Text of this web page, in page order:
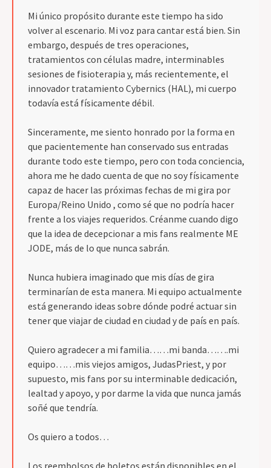
Mi único propósito durante este tiempo ha sido
volver al escenario. Mi voz para cantar está bien. Sin
embargo, después de tres operaciones,
tratamientos con células madre, interminables
sesiones de fisioterapia y, más recientemente, el
innovador tratamiento Cybernics (HAL), mi cuerpo
todavía está físicamente débil.
Sinceramente, me siento honrado por la forma en
que pacientemente han conservado sus entradas
durante todo este tiempo, pero con toda conciencia,
ahora me he dado cuenta de que no soy físicamente
capaz de hacer las próximas fechas de mi gira por
Europa/Reino Unido , como sé que no podría hacer
frente a los viajes requeridos. Créanme cuando digo
que la idea de decepcionar a mis fans realmente ME
JODE, más de lo que nunca sabrán.
Nunca hubiera imaginado que mis días de gira
terminarían de esta manera. Mi equipo actualmente
está generando ideas sobre dónde podré actuar sin
tener que viajar de ciudad en ciudad y de país en país.
Quiero agradecer a mi familia……mi banda…….mi
equipo……mis viejos amigos, JudasPriest, y por
supuesto, mis fans por su interminable dedicación,
lealtad y apoyo, y por darme la vida que nunca jamás
soñé que tendría.
Os quiero a todos…
Los reembolsos de boletos están disponibles en el